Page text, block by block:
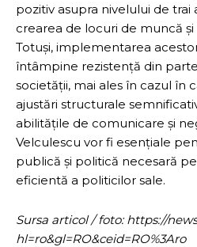
pozitiv asupra nivelului de
crearea de locuri de muncă
Totuși, implementarea
întâmpine rezistență din
societății, mai ales în cazul în
ajustări structurale
abilitățile de comunicare și
Velculescu vor fi esențiale
publică și politică necesară
eficientă a politicilor sale.
Sursa articol / foto: https://
hl=ro&gl=RO&ceid=RO%3Aro